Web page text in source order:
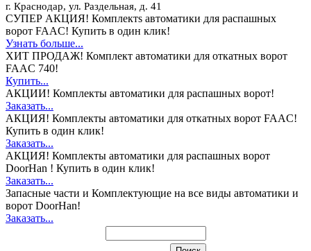
г. Краснодар, ул. Раздельная, д. 41
СУПЕР АКЦИЯ! Комплектs автоматики для распашных
ворот FAAC! Купить в один клик!
Узнать больше...
ХИТ ПРОДАЖ! Комплект автоматики для откатных ворот
FAAC 740!
Купить...
АКЦИИ! Комплекты автоматики для распашных ворот!
Заказать...
АКЦИЯ! Комплекты автоматики для откатных ворот FAAC!
Купить в один клик!
Заказать...
АКЦИЯ! Комплекты автоматики для распашных ворот
DoorHan ! Купить в один клик!
Заказать...
Запасные части и Комплектующие на все виды автоматики и
ворот DoorHan!
Заказать...